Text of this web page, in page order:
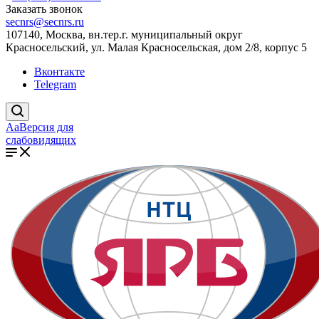
Заказать звонок
secnrs@secnrs.ru
107140, Москва, вн.тер.г. муниципальный округ
Красносельский, ул. Малая Красносельская, дом 2/8, корпус 5
Вконтакте
Telegram
AaВерсия для
слабовидящих